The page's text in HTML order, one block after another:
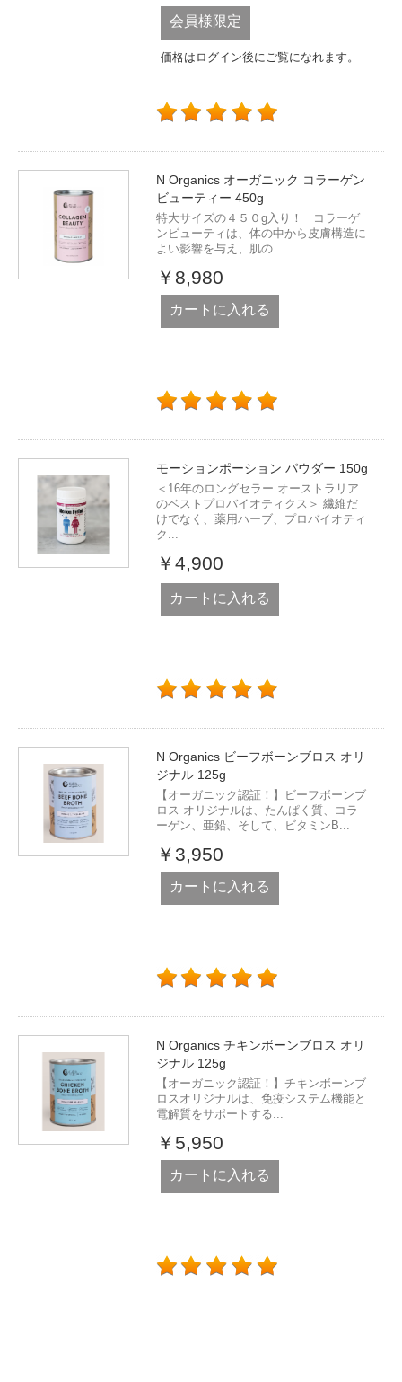
会員様限定
価格はログイン後にご覧になれます。
N Organics オーガニック コラーゲン
ビューティー 450g
特大サイズの４５０g入り！ コラーゲ
ンビューティは、体の中から皮膚構造に
よい影響を与え、肌の...
￥8,980
カートに入れる
モーションポーション パウダー 150g
＜16年のロングセラー オーストラリア
のベストプロバイオティクス＞ 繊維だ
けでなく、薬用ハーブ、プロバイオティ
ク...
￥4,900
カートに入れる
N Organics ビーフボーンブロス オリ
ジナル 125g
【オーガニック認証！】ビーフボーンブ
ロス オリジナルは、たんぱく質、コラ
ーゲン、亜鉛、そして、ビタミンB...
￥3,950
カートに入れる
N Organics チキンボーンブロス オリ
ジナル 125g
【オーガニック認証！】チキンボーンブ
ロスオリジナルは、免疫システム機能と
電解質をサポートする...
￥5,950
カートに入れる